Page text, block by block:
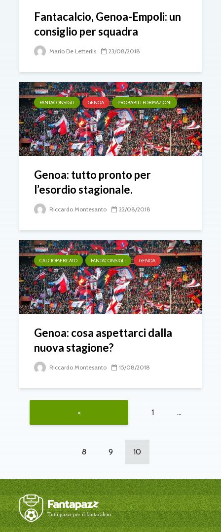
Fantacalcio, Genoa-Empoli: un
consiglio per squadra
Mario De Letteriis 23/08/2018
FANTACONSIGLI GENOA PROBABILI FORMAZIONI
Genoa: tutto pronto per
l’esordio stagionale.
Riccardo Montesanto 22/08/2018
CALCIOMERCATO FANTACONSIGLI GENOA
Genoa: cosa aspettarci dalla
nuova stagione?
Riccardo Montesanto 15/08/2018
< 1 …
8 9 10